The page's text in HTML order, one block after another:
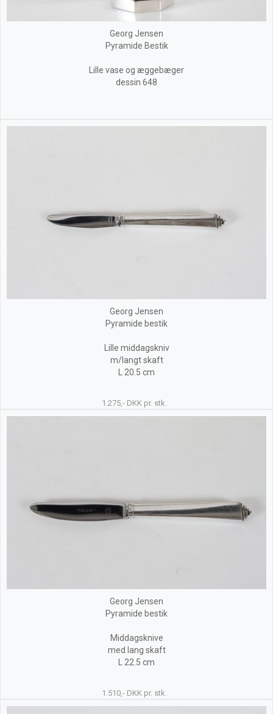
Georg Jensen
Pyramide Bestik
Lille vase og æggebæger
dessin 648
Georg Jensen
Pyramide bestik
Lille middagskniv
m/langt skaft
L 20.5 cm
1.275,- DKK pr. stk.
Georg Jensen
Pyramide bestik
Middagsknive
med lang skaft
L 22.5 cm
1.510,- DKK pr. stk.